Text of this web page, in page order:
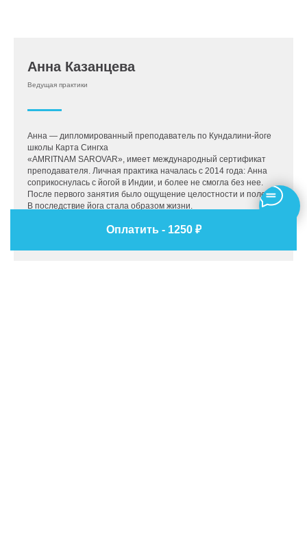
Анна Казанцева
Ведущая практики
Анна — дипломированный преподаватель по Кундалини-йоге
школы Карта Сингха
«AMRITNAM SAROVAR», имеет международный сертификат
преподавателя. Личная практика началась с 2014 года: Анна
соприкоснулась с йогой в Индии, и более не смогла без нее.
После первого занятия было ощущение целостности и полета.
В последствие йога стала образом жизни.
семинары для повышения квалификации.
Оплатить - 1250 ₽